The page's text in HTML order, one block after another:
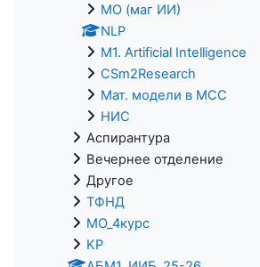
МО (маг ИИ)
NLP
M1. Artificial Intelligence
CSm2Research
Мат. модели в МСС
НИС
Аспирантура
Вечернее отделение
Другое
ТФНД
МО_4курс
KP